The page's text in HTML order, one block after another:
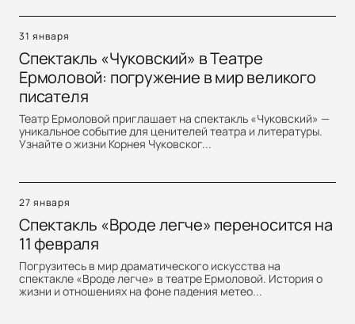
31 января
Спектакль «Чуковский» в Театре
Ермоловой: погружение в мир великого
писателя
Театр Ермоловой приглашает на спектакль «Чуковский» —
уникальное событие для ценителей театра и литературы.
Узнайте о жизни Корнея Чуковског...
27 января
Спектакль «Вроде легче» переносится на
11 февраля
Погрузитесь в мир драматического искусства на
спектакле «Вроде легче» в театре Ермоловой. История о
жизни и отношениях на фоне падения метео...